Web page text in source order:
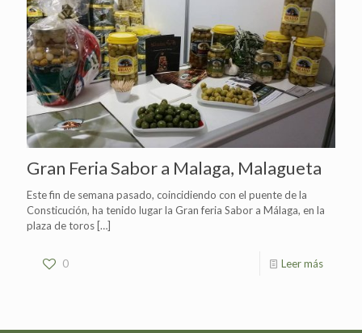
Gran Feria Sabor a Malaga, Malagueta
Este fin de semana pasado, coincidiendo con el puente de la
Consticución, ha tenido lugar la Gran feria Sabor a Málaga, en la
plaza de toros […]
0 Leer más